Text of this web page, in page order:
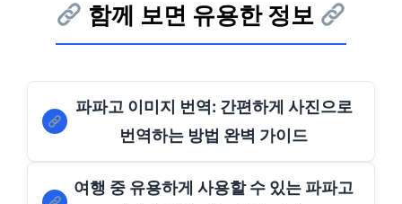
함께 보면 유용한 정보
파파고 이미지 번역: 간편하게 사진으로
번역하는 방법 완벽 가이드
여행 중 유용하게 사용할 수 있는 파파고